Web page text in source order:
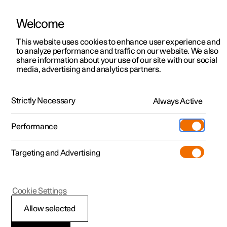
Polestar 2
Polestar 3
Polestar 4
Pre-owned
Shop
Mere
Udforsk Polestar 2
Kampagner
Nye lagerbiler
Prøvetur
Nye lagerbiler
Udforsk Polestar 4
Kampagner
Nye lagerbiler
Pre-owned-programmet
Pre-owned Polestar 2
Kampagner til privatkunder
Tilbud til erhvervskunder
Nye lagerbiler
Byg din bil
Pre-owned
Prøvetur
Extras tilbehør
(Åbner i et nyt vindue)
Experiences
Firmabil
Find os
Servicelokationer
Ejerskab
Opladning
Om Polestar
Bæredygtighed
HåndbogVideogalleriSoftwareopdateringer
Nøgle, lås og alarm
Koble nøgle til brugerprofil
Welcome
This website uses cookies to enhance user experience and
to analyze performance and traffic on our website. We also
share information about your use of our site with our social
media, advertising and analytics partners.
Strictly Necessary Always Active
Performance
Targeting and Advertising
Allow selected
Cookie Settings